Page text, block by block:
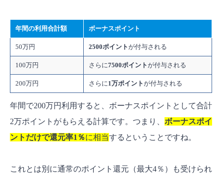
年間の利用合計額 ボーナスポイント
50万円 2500ポイントが付与される
100万円 さらに7500ポイントが付与される
200万円 さらに 1万ポイントが付与される
年間で200万円利用すると、ボーナスポイントとして合計
2万ポイントがもらえる計算です。つまり、 ボーナスポイ
ントだけで還元率1％に相当するということですね。
これとは別に通常のポイント還元（最大4％）も受けられ